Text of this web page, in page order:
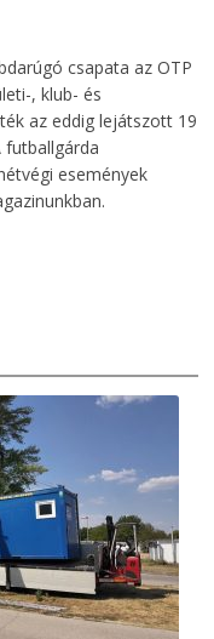
csapata az OTP
, klub- és
az eddig lejátszott 19
futballgárda
események